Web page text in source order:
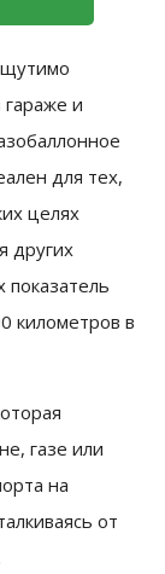
и
для тех,
целях
других
километров в
газе или
на
от